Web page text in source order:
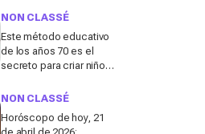
NON CLASSÉ
Este método educativo
de los años 70 es el
secreto para criar niños
independientes hoy en
especialista
NON CLASSÉ
Horóscopo de hoy, 21